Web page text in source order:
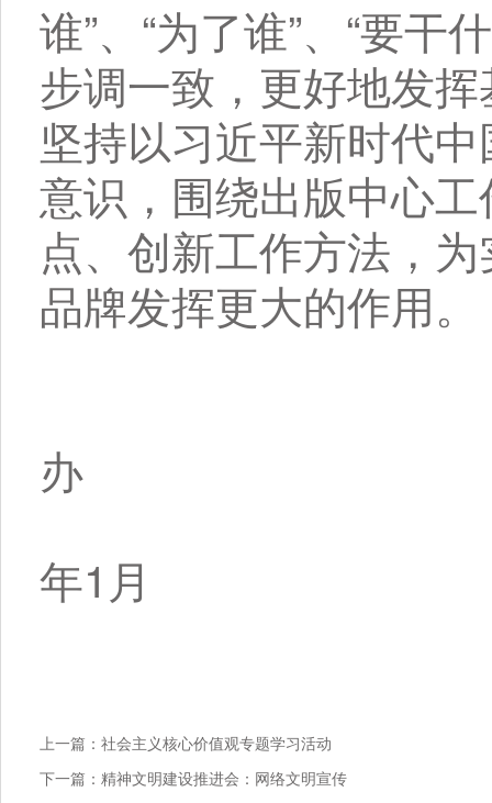
谁”、“为了谁”、“要干
步调一致，更好地发
坚持以习近平新时代
意识，围绕出版中心
点、创新工作方法，
品牌发挥更大的作用。
办
年1月
上一篇： 社会主义核心价值观专题学习活动
下一篇： 精神文明建设推进会：网络文明宣传